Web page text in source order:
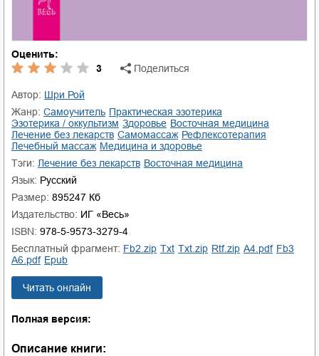
Оценить:
3
Поделиться
Автор:
Шри Рой
Жанр:
самоучитель
практическая эзотерика
эзотерика / оккультизм
здоровье
восточная медицина
лечение без лекарств
самомассаж
рефлексотерапия
лечебный массаж
медицина и здоровье
Тэги:
лечение без лекарств
восточная медицина
Язык: Русский
Размер: 895247 Кб
Издательство: ИГ «Весь»
ISBN: 978-5-9573-3279-4
Бесплатный фрагмент:
fb2.zip txt txt.zip rtf.zip a4.pdf
fb3
a6.pdf
epub
Читать онлайн
Полная версия:
Описание книги: